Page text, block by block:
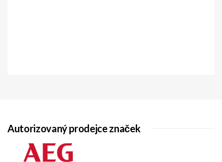
Objem 45 l
Šířka
Autorizovaný prodejce značek